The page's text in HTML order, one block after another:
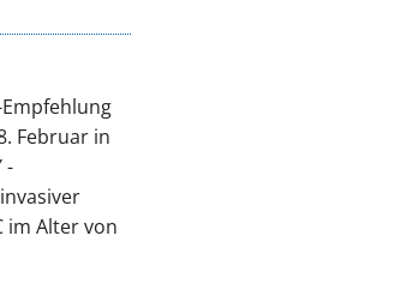
Februar in
-
im Alter von